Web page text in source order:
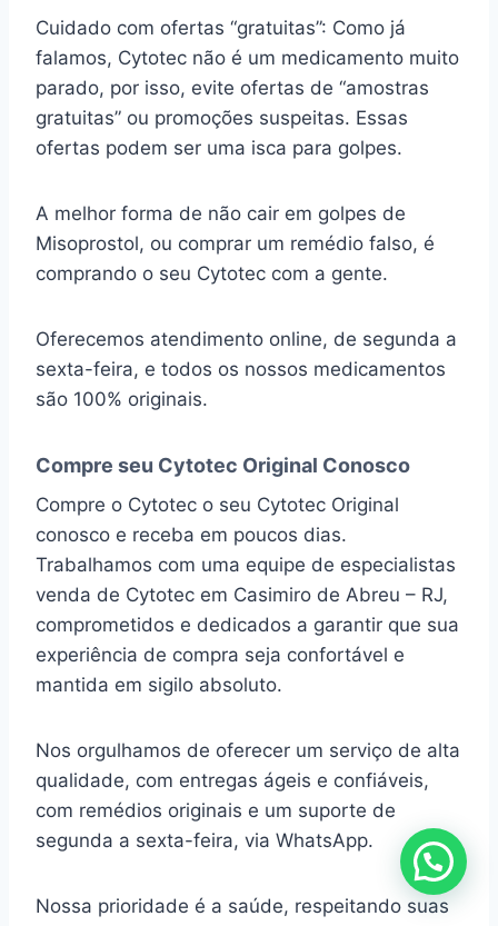
Cuidado com ofertas “gratuitas”: Como já
falamos, Cytotec não é um medicamento muito
parado, por isso, evite ofertas de “amostras
gratuitas” ou promoções suspeitas. Essas
ofertas podem ser uma isca para golpes.
A melhor forma de não cair em golpes de
Misoprostol, ou comprar um remédio falso, é
comprando o seu Cytotec com a gente.
Oferecemos atendimento online, de segunda a
sexta-feira, e todos os nossos medicamentos
são 100% originais.
Compre seu Cytotec Original Conosco
Compre o Cytotec o seu Cytotec Original
conosco e receba em poucos dias.
Trabalhamos com uma equipe de especialistas
venda de Cytotec em Casimiro de Abreu – RJ,
comprometidos e dedicados a garantir que sua
experiência de compra seja confortável e
mantida em sigilo absoluto.
Nos orgulhamos de oferecer um serviço de alta
qualidade, com entregas ágeis e confiáveis,
com remédios originais e um suporte de
segunda a sexta-feira, via WhatsApp.
Nossa prioridade é a saúde, respeitando suas